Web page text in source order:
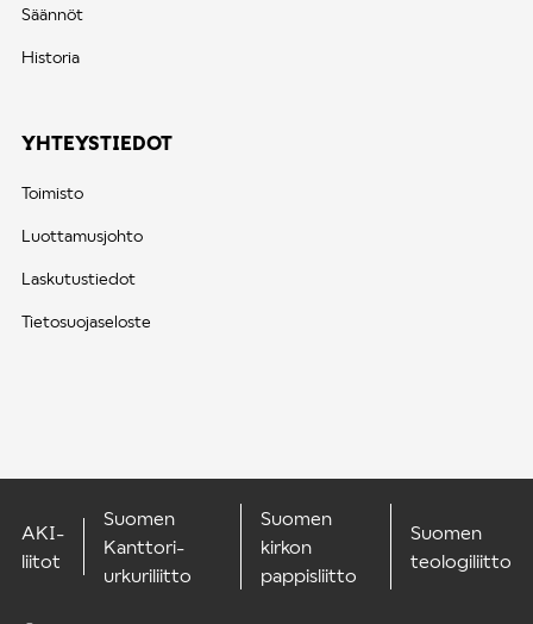
Säännöt
Historia
YHTEYSTIEDOT
Toimisto
Luottamusjohto
Laskutustiedot
Tietosuojaseloste
AKI-
liitot
Suomen
Kanttori-
urkuriliitto
Suomen
kirkon
pappisliitto
Suomen
teologiliitto